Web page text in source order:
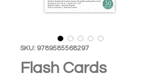
SKU: 9789585568297
Flash Cards